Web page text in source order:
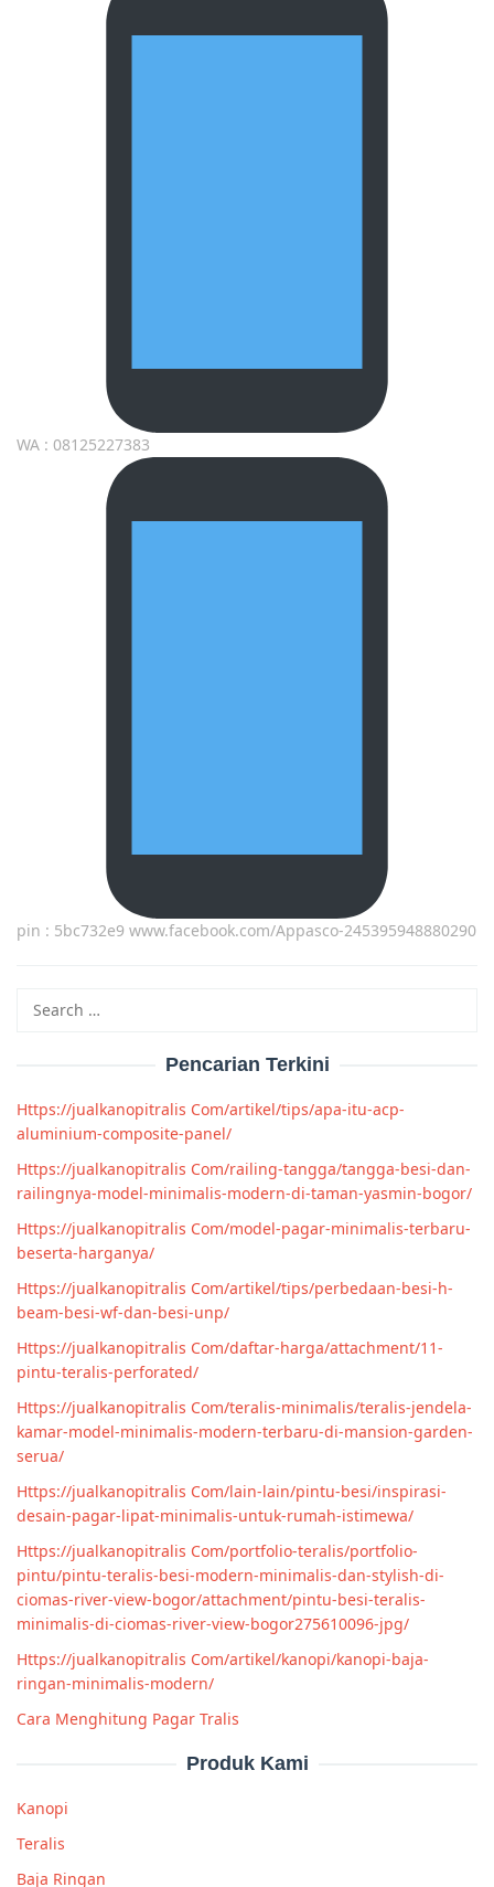
WA : 08125227383
pin : 5bc732e9 www.facebook.com/Appasco-245395948880290
Pencarian Terkini
Https://jualkanopitralis Com/artikel/tips/apa-itu-acp-
aluminium-composite-panel/
Https://jualkanopitralis Com/railing-tangga/tangga-besi-dan-
railingnya-model-minimalis-modern-di-taman-yasmin-bogor/
Https://jualkanopitralis Com/model-pagar-minimalis-terbaru-
beserta-harganya/
Https://jualkanopitralis Com/artikel/tips/perbedaan-besi-h-
beam-besi-wf-dan-besi-unp/
Https://jualkanopitralis Com/daftar-harga/attachment/11-
pintu-teralis-perforated/
Https://jualkanopitralis Com/teralis-minimalis/teralis-jendela-
kamar-model-minimalis-modern-terbaru-di-mansion-garden-
serua/
Https://jualkanopitralis Com/lain-lain/pintu-besi/inspirasi-
desain-pagar-lipat-minimalis-untuk-rumah-istimewa/
Https://jualkanopitralis Com/portfolio-teralis/portfolio-
pintu/pintu-teralis-besi-modern-minimalis-dan-stylish-di-
ciomas-river-view-bogor/attachment/pintu-besi-teralis-
minimalis-di-ciomas-river-view-bogor275610096-jpg/
Https://jualkanopitralis Com/artikel/kanopi/kanopi-baja-
ringan-minimalis-modern/
Cara Menghitung Pagar Tralis
Produk Kami
Kanopi
Teralis
Baja Ringan